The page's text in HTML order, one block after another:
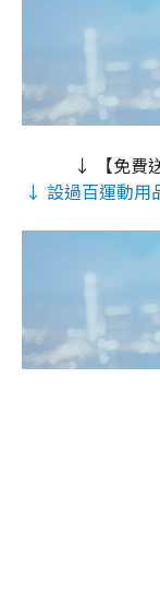
↓ 【免費
↓ 設過百運動用